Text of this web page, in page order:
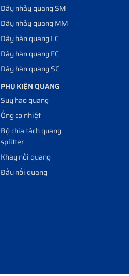
Dây nhảy quang SM
Dây nhảy quang MM
Dây hàn quang LC
Dây hàn quang FC
Dây hàn quang SC
PHỤ KIỆN QUANG
Suy hao quang
Ống co nhiệt
Bộ chia tách quang
splitter
Khay nối quang
Đầu nối quang